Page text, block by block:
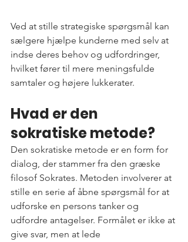
Ved at stille strategiske spørgsmål kan
sælgere hjælpe kunderne med selv at
indse deres behov og udfordringer,
hvilket fører til mere meningsfulde
samtaler og højere lukkerater.
Hvad er den
sokratiske metode?
Den sokratiske metode er en form for
dialog, der stammer fra den græske
filosof Sokrates. Metoden involverer at
stille en serie af åbne spørgsmål for at
udforske en persons tanker og
udfordre antagelser. Formålet er ikke at
give svar, men at lede